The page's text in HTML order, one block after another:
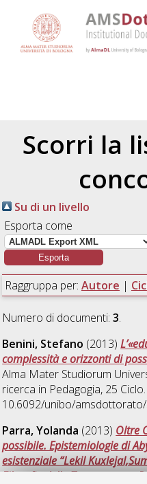
Scorri la
Su di un livello
Esporta come
Raggruppa per: Autore |
Numero di documenti:3.
Benini, Stefano (2013)
complessità e orizzonti di
Alma Mater Studiorum
ricerca in Pedagogia, 25
10.6092/unibo/
Parra, Yolanda (2013) Oltre
possibile. Epistemiologie di
esistenziale “Lekil
Filosofie della Terra per una